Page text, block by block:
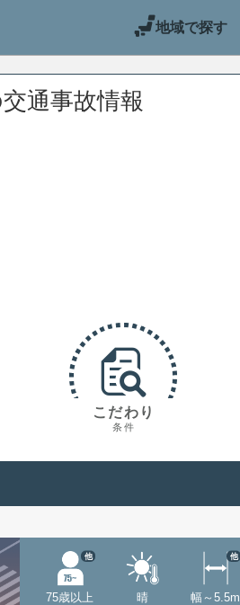
地域で探す
通事故情報
こだわり
条件
75歳以上
他
晴 幅～5.5m
他